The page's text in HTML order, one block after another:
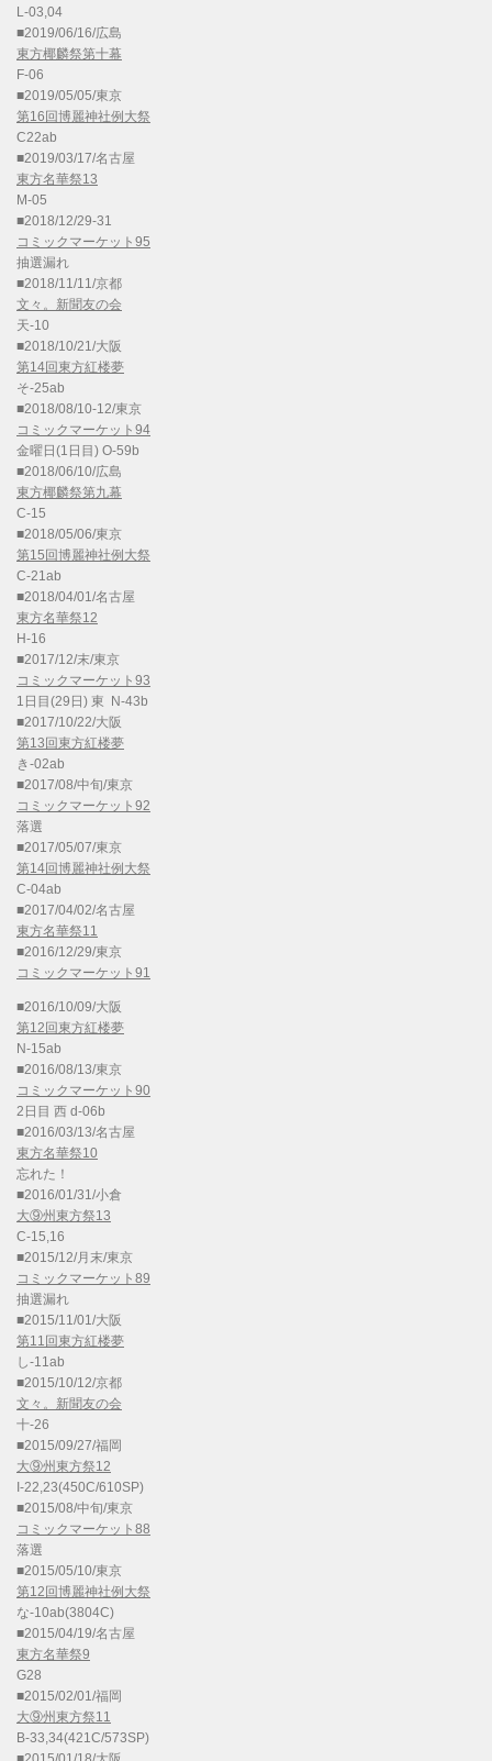
L-03,04
■2019/06/16/広島
東方椰麟祭第十幕
F-06
■2019/05/05/東京
第16回博麗神社例大祭
C22ab
■2019/03/17/名古屋
東方名華祭13
M-05
■2018/12/29-31
コミックマーケット95
抽選漏れ
■2018/11/11/京都
文々。新聞友の会
天-10
■2018/10/21/大阪
第14回東方紅楼夢
そ-25ab
■2018/08/10-12/東京
コミックマーケット94
金曜日(1日目) O-59b
■2018/06/10/広島
東方椰麟祭第九幕
C-15
■2018/05/06/東京
第15回博麗神社例大祭
C-21ab
■2018/04/01/名古屋
東方名華祭12
H-16
■2017/12/末/東京
コミックマーケット93
1日目(29日) 東 N-43b
■2017/10/22/大阪
第13回東方紅楼夢
き-02ab
■2017/08/中旬/東京
コミックマーケット92
落選
■2017/05/07/東京
第14回博麗神社例大祭
C-04ab
■2017/04/02/名古屋
東方名華祭11
■2016/12/29/東京
コミックマーケット91
■2016/10/09/大阪
第12回東方紅楼夢
N-15ab
■2016/08/13/東京
コミックマーケット90
2日目 西 d-06b
■2016/03/13/名古屋
東方名華祭10
忘れた！
■2016/01/31/小倉
大⑨州東方祭13
C-15,16
■2015/12/月末/東京
コミックマーケット89
抽選漏れ
■2015/11/01/大阪
第11回東方紅楼夢
し-11ab
■2015/10/12/京都
文々。新聞友の会
十-26
■2015/09/27/福岡
大⑨州東方祭12
I-22,23(450C/610SP)
■2015/08/中旬/東京
コミックマーケット88
落選
■2015/05/10/東京
第12回博麗神社例大祭
な-10ab(3804C)
■2015/04/19/名古屋
東方名華祭9
G28
■2015/02/01/福岡
大⑨州東方祭11
B-33,34(421C/573SP)